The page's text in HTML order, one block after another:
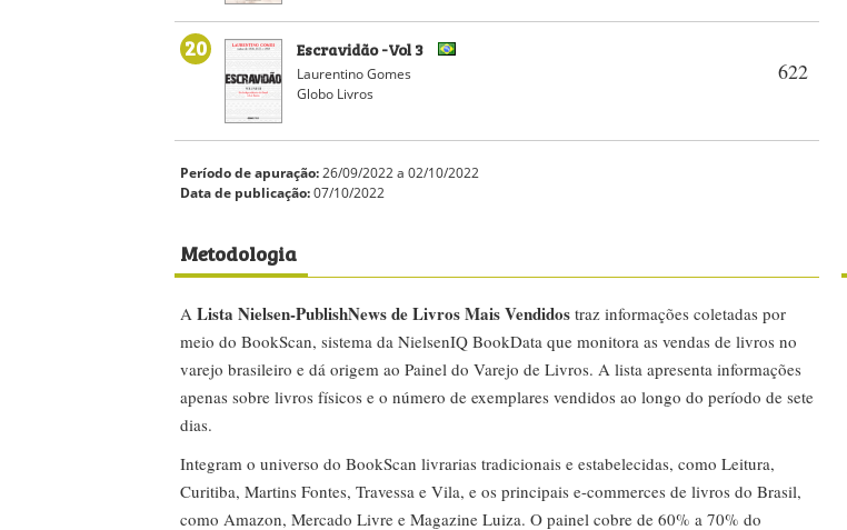
20
622
Escravidão -Vol 3
Laurentino Gomes
Globo Livros
Período de apuração:26/09/2022 a 02/10/2022
Data de publicação:07/10/2022
Metodologia
A Lista Nielsen-PublishNews de Livros Mais Vendidos traz informações coletadas por
meio do BookScan, sistema da NielsenIQ BookData que monitora as vendas de livros no
varejo brasileiro e dá origem ao Painel do Varejo de Livros. A lista apresenta informações
apenas sobre livros físicos e o número de exemplares vendidos ao longo do período de sete
dias.
Integram o universo do BookScan livrarias tradicionais e estabelecidas, como Leitura,
Curitiba, Martins Fontes, Travessa e Vila, e os principais e-commerces de livros do Brasil,
como Amazon, Mercado Livre e Magazine Luiza. O painel cobre de 60% a 70% do